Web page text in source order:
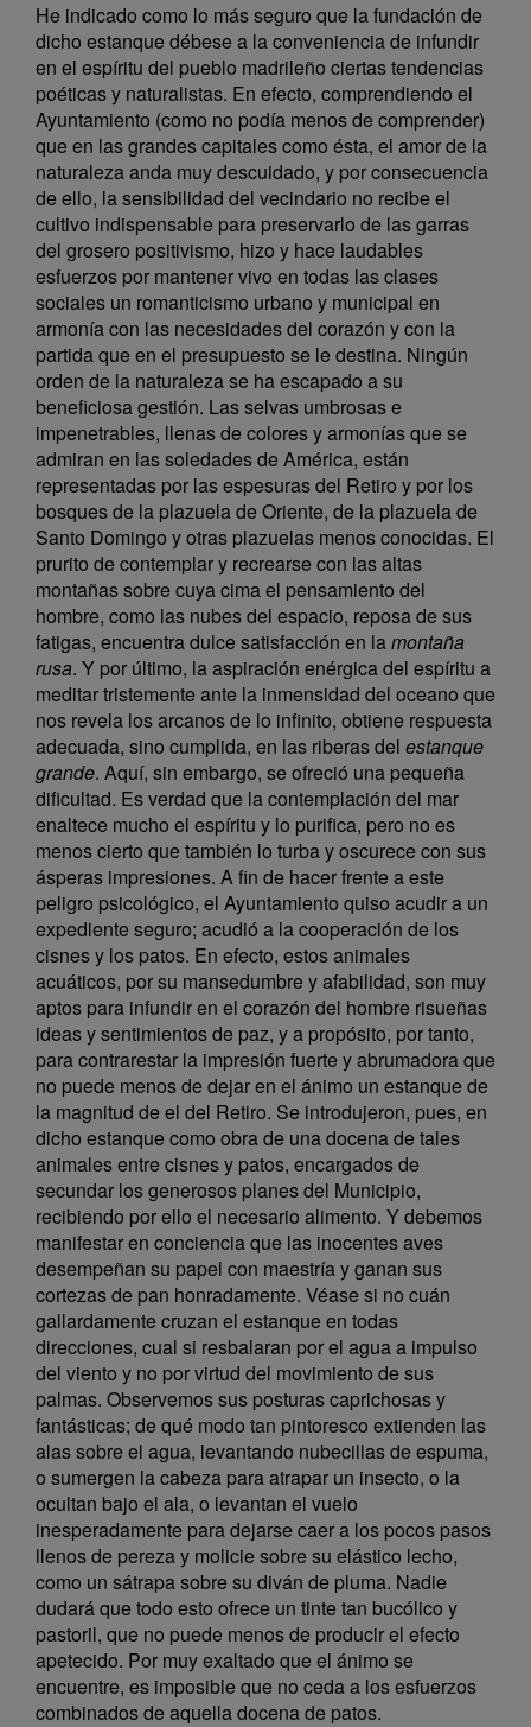
He indicado como lo más seguro que la fundación de
dicho estanque débese a la conveniencia de infundir
en el espíritu del pueblo madrileño ciertas tendencias
poéticas y naturalistas. En efecto, comprendiendo el
Ayuntamiento (como no podía menos de comprender)
que en las grandes capitales como ésta, el amor de la
naturaleza anda muy descuidado, y por consecuencia
de ello, la sensibilidad del vecindario no recibe el
cultivo indispensable para preservarlo de las garras
del grosero positivismo, hizo y hace laudables
esfuerzos por mantener vivo en todas las clases
sociales un romanticismo urbano y municipal en
armonía con las necesidades del corazón y con la
partida que en el presupuesto se le destina. Ningún
orden de la naturaleza se ha escapado a su
beneficiosa gestión. Las selvas umbrosas e
impenetrables, llenas de colores y armonías que se
admiran en las soledades de América, están
representadas por las espesuras del Retiro y por los
bosques de la plazuela de Oriente, de la plazuela de
Santo Domingo y otras plazuelas menos conocidas. El
prurito de contemplar y recrearse con las altas
montañas sobre cuya cima el pensamiento del
hombre, como las nubes del espacio, reposa de sus
fatigas, encuentra dulce satisfacción en lamontaña
rusa. Y por último, la aspiración enérgica del espíritu a
meditar tristemente ante la inmensidad del oceano que
nos revela los arcanos de lo infinito, obtiene respuesta
adecuada, sino cumplida, en las riberas del estanque
grande. Aquí, sin embargo, se ofreció una pequeña
dificultad. Es verdad que la contemplación del mar
enaltece mucho el espíritu y lo purifica, pero no es
menos cierto que también lo turba y oscurece con sus
ásperas impresiones. A fin de hacer frente a este
peligro psicológico, el Ayuntamiento quiso acudir a un
expediente seguro; acudió a la cooperación de los
cisnes y los patos. En efecto, estos animales
acuáticos, por su mansedumbre y afabilidad, son muy
aptos para infundir en el corazón del hombre risueñas
ideas y sentimientos de paz, y a propósito, por tanto,
para contrarestar la impresión fuerte y abrumadora que
no puede menos de dejar en el ánimo un estanque de
la magnitud de el del Retiro. Se introdujeron, pues, en
dicho estanque como obra de una docena de tales
animales entre cisnes y patos, encargados de
secundar los generosos planes del Municipio,
recibiendo por ello el necesario alimento. Y debemos
manifestar en conciencia que las inocentes aves
desempeñan su papel con maestría y ganan sus
cortezas de pan honradamente. Véase si no cuán
gallardamente cruzan el estanque en todas
direcciones, cual si resbalaran por el agua a impulso
del viento y no por virtud del movimiento de sus
palmas. Observemos sus posturas caprichosas y
fantásticas; de qué modo tan pintoresco extienden las
alas sobre el agua, levantando nubecillas de espuma,
o sumergen la cabeza para atrapar un insecto, o la
ocultan bajo el ala, o levantan el vuelo
inesperadamente para dejarse caer a los pocos pasos
llenos de pereza y molicie sobre su elástico lecho,
como un sátrapa sobre su diván de pluma. Nadie
dudará que todo esto ofrece un tinte tan bucólico y
pastoril, que no puede menos de producir el efecto
apetecido. Por muy exaltado que el ánimo se
encuentre, es imposible que no ceda a los esfuerzos
combinados de aquella docena de patos.